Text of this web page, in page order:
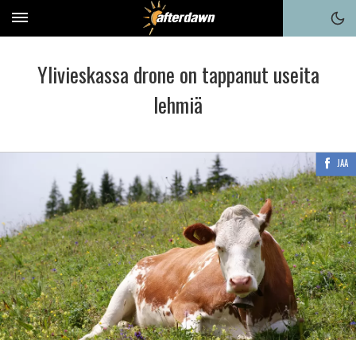
Ylivieskassa drone on tappanut useita
lehmiä
JAA